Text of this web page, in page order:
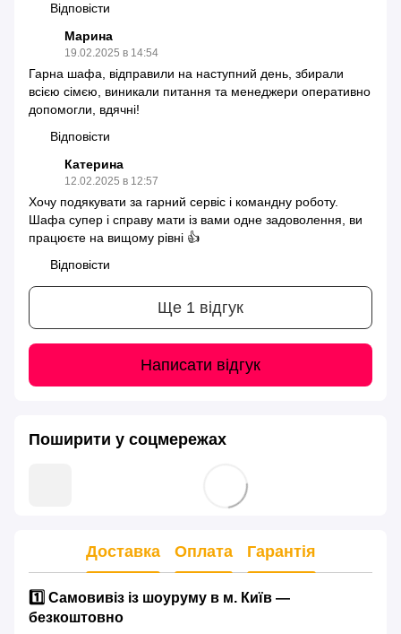
Відповісти
Марина
19.02.2025 в 14:54
Гарна шафа, відправили на наступний день, збирали
всією сімєю, виникали питання та менеджери оперативно
допомогли, вдячні!
Відповісти
Катерина
12.02.2025 в 12:57
Хочу подякувати за гарний сервіс і командну роботу.
Шафа супер і справу мати із вами одне задоволення, ви
працюєте на вищому рівні 👍
Відповісти
Ще 1 відгук
Написати відгук
Поширити у соцмережах
Доставка Оплата Гарантія
1️⃣ Самовивіз із шоуруму в м. Київ —
безкоштовно